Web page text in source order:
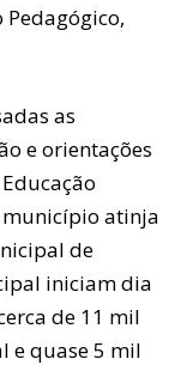
as
e orientações
atinja
de
iniciam dia
de 11 mil
e quase 5 mil